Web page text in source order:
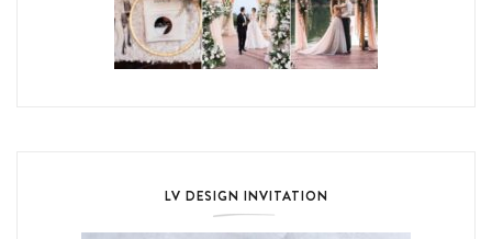
LV DESIGN INVITATION